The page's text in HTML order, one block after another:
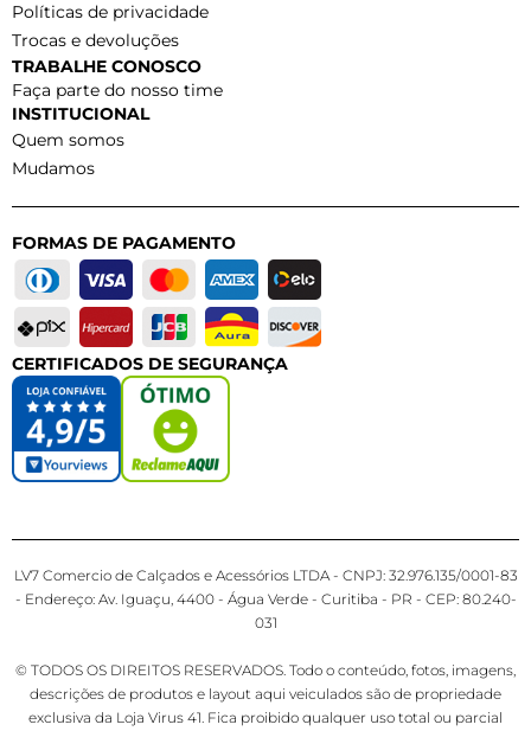
Políticas de privacidade
Trocas e devoluções
TRABALHE CONOSCO
Faça parte do nosso time
INSTITUCIONAL
Quem somos
Mudamos
FORMAS DE PAGAMENTO
CERTIFICADOS DE SEGURANÇA
LV7 Comercio de Calçados e Acessórios LTDA - CNPJ: 32.976.135/0001-83
- Endereço: Av. Iguaçu, 4400 - Água Verde - Curitiba - PR - CEP: 80.240-
031
© TODOS OS DIREITOS RESERVADOS. Todo o conteúdo, fotos, imagens,
descrições de produtos e layout aqui veiculados são de propriedade
exclusiva da Loja Virus 41. Fica proibido qualquer uso total ou parcial